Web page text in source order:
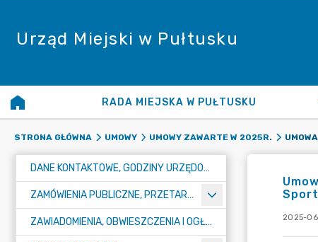
Urząd Miejski w Pułtusku
RADA MIEJSKA W PUŁTUSKU
STRONA GŁÓWNA UMOWY UMOWY ZAWARTE W 2025R.
DANE KONTAKTOWE, GODZINY URZĘDOWANIA I NUMER KONTA BANKOWEGO
ZAMÓWIENIA PUBLICZNE, PRZETARGI, KONKURSY
ZAWIADOMIENIA, OBWIESZCZENIA I OGŁOSZENIA 2025-